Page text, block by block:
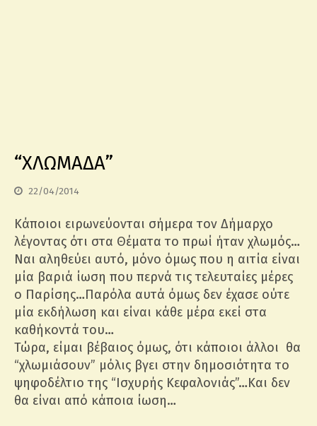
“ΧΛΩΜΑΔΑ”
22/04/2014
Κάποιοι ειρωνεύονται σήμερα τον Δήμαρχο
λέγοντας ότι στα Θέματα το πρωί ήταν χλωμός…
Ναι αληθεύει αυτό, μόνο όμως που η αιτία είναι
μία βαριά ίωση που περνά τις τελευταίες μέρες
ο Παρίσης…Παρόλα αυτά όμως δεν έχασε ούτε
μία εκδήλωση και είναι κάθε μέρα εκεί στα
καθήκοντά του…
Τώρα, είμαι βέβαιος όμως, ότι κάποιοι άλλοι θα
“χλωμιάσουν” μόλις βγει στην δημοσιότητα το
ψηφοδέλτιο της “Ισχυρής Κεφαλονιάς”…Και δεν
θα είναι από κάποια ίωση…